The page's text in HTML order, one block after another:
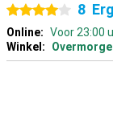
4 sterren
8
Online: Voor 23:00
Winkel: